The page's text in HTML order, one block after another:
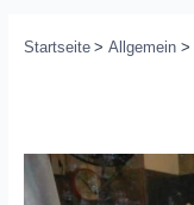
Startseite Allgemein